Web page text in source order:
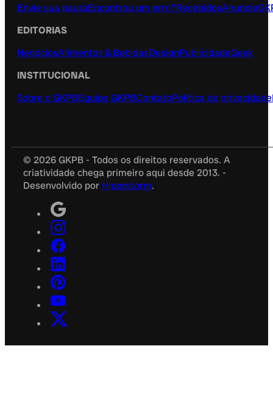
Envie sua pautaEncontrou um erro?RecebidosAnuncie
EDITORIAS
NegóciosAlimentos & BebidasDesignPublicidadeGeek
INSTITUCIONAL
Sobre o GKPBEquipe GKPBContatoPolítica de privacidade
© 2026 GKPB - Todos os direitos reservados. A
criatividade chega primeiro aqui desde 2013. -
Desenvolvido por Hiperstorm.